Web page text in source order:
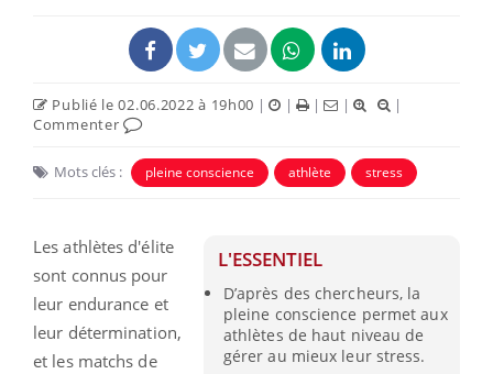
Publié le 02.06.2022 à 19h00 | | | |
|
Commenter
Mots clés : pleine conscience athlète stress
L'ESSENTIEL
D’après des chercheurs, la
pleine conscience permet aux
athlètes de haut niveau de
gérer au mieux leur stress.
Les athlètes d'élite
sont connus pour
leur endurance et
leur détermination,
et les matchs de